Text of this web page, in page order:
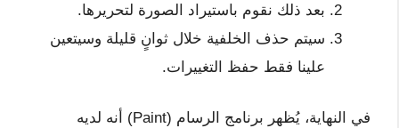
بعد ذلك نقوم باستيراد الصورة لتحريرها.
سيتم حذف الخلفية خلال ثوانٍ قليلة وسيتعين
علينا فقط حفظ التغييرات.
في النهاية، يُظهر برنامج الرسام (Paint) أنه لديه